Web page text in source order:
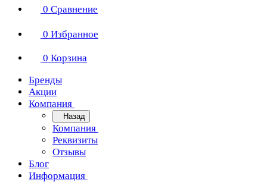
0 Сравнение
0 Избранное
0 Корзина
Бренды
Акции
Компания
Назад
Компания
Реквизиты
Отзывы
Блог
Информация